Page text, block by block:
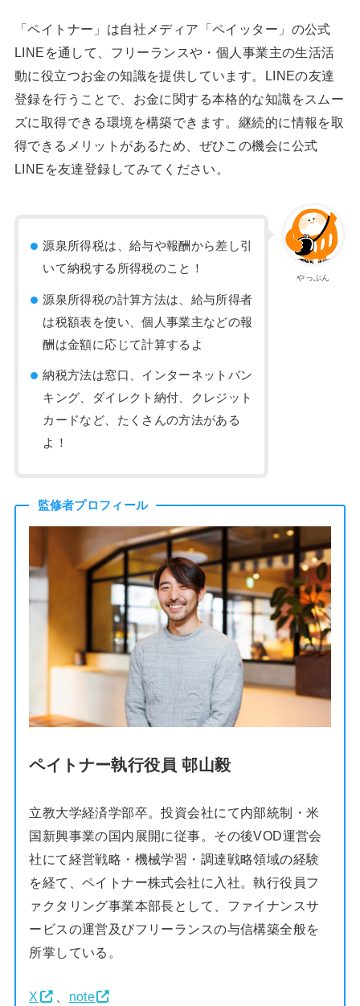
「ペイトナー」は自社メディア「ペイッター」の公式
LINEを通して、フリーランスや・個人事業主の生活活
動に役立つお金の知識を提供しています。LINEの友達
登録を行うことで、お金に関する本格的な知識をスムー
ズに取得できる環境を構築できます。継続的に情報を取
得できるメリットがあるため、ぜひこの機会に公式
LINEを友達登録してみてください。
やっぷん
源泉所得税は、給与や報酬から差し引
いて納税する所得税のこと！
源泉所得税の計算方法は、給与所得者
は税額表を使い、個人事業主などの報
酬は金額に応じて計算するよ
納税方法は窓口、インターネットバン
キング、ダイレクト納付、クレジット
カードなど、たくさんの方法がある
よ！
監修者プロフィール
ペイトナー執行役員 邨山毅
立教大学経済学部卒。投資会社にて内部統制・米
国新興事業の国内展開に従事。その後VOD運営会
社にて経営戦略・機械学習・調達戦略領域の経験
を経て、ペイトナー株式会社に入社。執行役員フ
ァクタリング事業本部長として、ファイナンスサ
ービスの運営及びフリーランスの与信構築全般を
所掌している。
X note